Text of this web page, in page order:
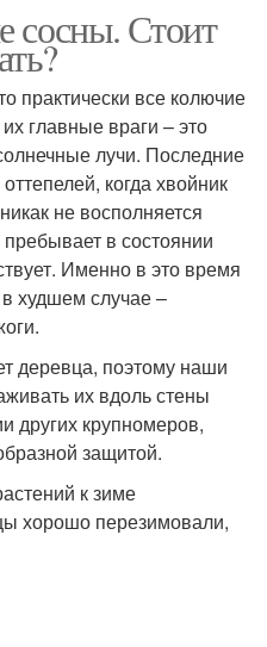
сосны. Стоит
практически все колючие
главные враги – это
лучи. Последние
когда хвойник
не восполняется
в состоянии
Именно в это время
худшем случае –
деревца, поэтому наши
их вдоль стены
других крупномеров,
защитой.
к зиме
хорошо перезимовали,